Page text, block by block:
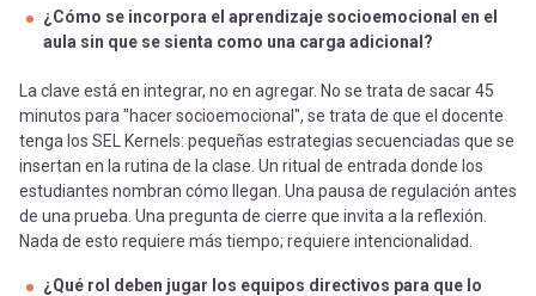
¿Cómo se incorpora el aprendizaje socioemocional en el
aula sin que se sienta como una carga adicional?
La clave está en integrar, no en agregar. No se trata de sacar 45
minutos para "hacer socioemocional", se trata de que el docente
tenga los SEL Kernels: pequeñas estrategias secuenciadas que se
insertan en la rutina de la clase. Un ritual de entrada donde los
estudiantes nombran cómo llegan. Una pausa de regulación antes
de una prueba. Una pregunta de cierre que invita a la reflexión.
Nada de esto requiere más tiempo; requiere intencionalidad.
¿Qué rol deben jugar los equipos directivos para que lo